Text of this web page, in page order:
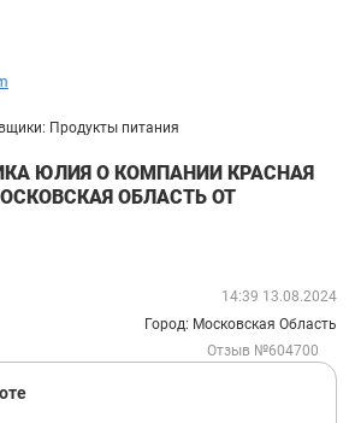
Продукты питания
ЮЛИЯ О КОМПАНИИ КРАСНАЯ
ОБЛАСТЬ ОТ
14:39 13.08.2024
Город: Московская Область
Отзыв №604700